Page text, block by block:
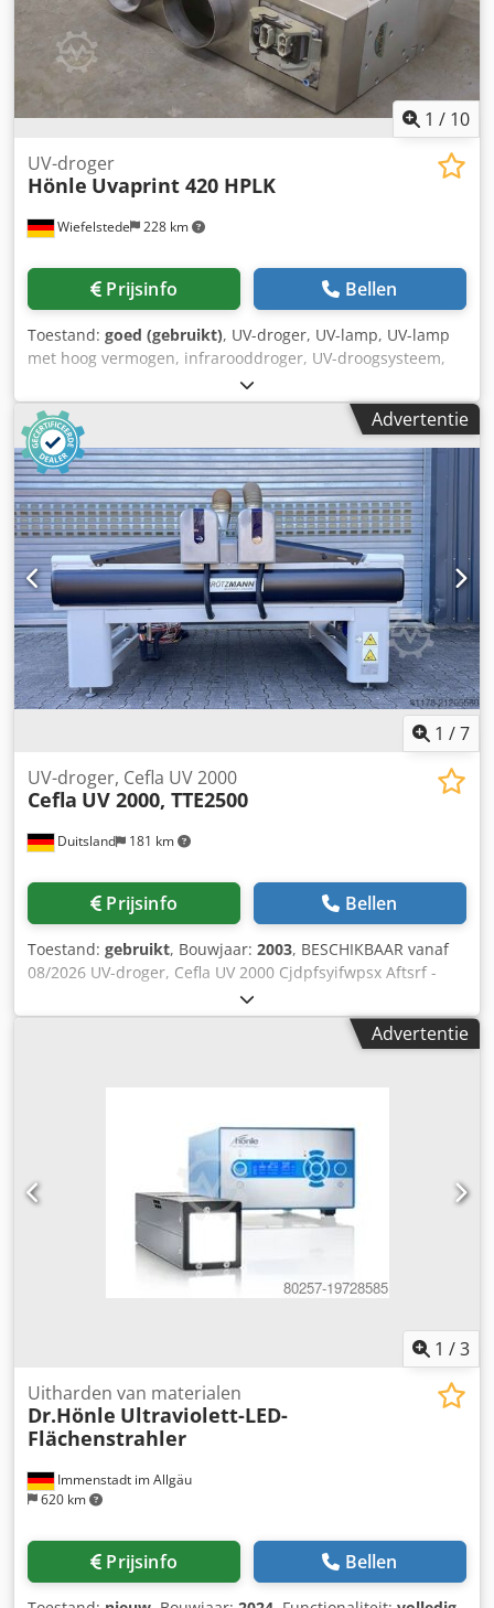
1 / 10
Wiefelstede 228 km
UV-droger
Hönle Uvaprint 420 HPLK
Prijsinfo Bellen
Toestand: goed (gebruikt), UV-droger, UV-lamp, UV-lamp
met hoog vermogen, infrarooddroger, UV-droogsysteem,
UV-oppervlaktelamp Crsdpfsqw D Ebjx Aftof -Fabrikant:
Hönle, UV-droogsysteem voor het drogen van verven,
vernissen en kunststoffen -Type: Uvaprint 420 HPLK,
inclusief lamp -Aantal: 4x UV-drogers beschikbaar -Prijs:
per stuk -Afmetingen: 600/355/H140 mm -Gewicht:
16kg/stuk
Advertentie
1 /7
Duitsland 181 km
UV-droger, Cefla UV 2000
Cefla UV 2000, TTE2500
Prijsinfo Bellen
Toestand: gebruikt, Bouwjaar: 2003, BESCHIKBAAR vanaf
08/2026 UV-droger, Cefla UV 2000 Cjdpfsyifwpsx Aftsrf -
Fabrikant: Cefla/Sorbini - Type: UV 2000 M2 / TTE2500 -
Bouwjaar: 2003 - Werkbreedte: 1.300 mm (1.445 mm) -
Werkhoogte: 900 ± 40 mm - Bedieningszijde: rechts - Max.
Buizenvermogen max. 120 W/cm - Staaftransport - Lengte:
2.500 mm - Breedte: 2.300 mm - Hoogte: 1.500 mm - Volt,
Hz: 400 / 50 - Totale elektrische aansluiting: 86 A / 36,4 kW
- Spanningstolerantie max. ±5 % Afbeeldingen zijn slechts
voorbeelden van een identieke machine*
Advertentie
1 /3
Immenstadt im Allgäu
620 km
Uitharden van materialen
Dr.Hönle Ultraviolett-LED-
Flächenstrahler
Prijsinfo Bellen